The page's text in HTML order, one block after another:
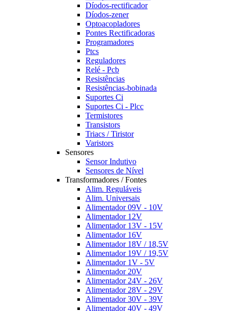
Díodos-rectificador
Díodos-zener
Optoacopladores
Pontes Rectificadoras
Programadores
Ptcs
Reguladores
Relé - Pcb
Resistências
Resistências-bobinada
Suportes Ci
Suportes Ci - Plcc
Termistores
Transistors
Triacs / Tiristor
Varistors
Sensores
Sensor Indutivo
Sensores de Nível
Transformadores / Fontes
Alim. Reguláveis
Alim. Universais
Alimentador 09V - 10V
Alimentador 12V
Alimentador 13V - 15V
Alimentador 16V
Alimentador 18V / 18,5V
Alimentador 19V / 19,5V
Alimentador 1V - 5V
Alimentador 20V
Alimentador 24V - 26V
Alimentador 28V - 29V
Alimentador 30V - 39V
Alimentador 40V - 49V